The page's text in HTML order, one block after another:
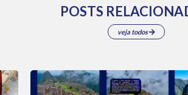
POSTS
veja todos